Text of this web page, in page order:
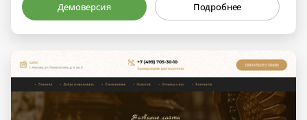
Демоверсия Подробнее